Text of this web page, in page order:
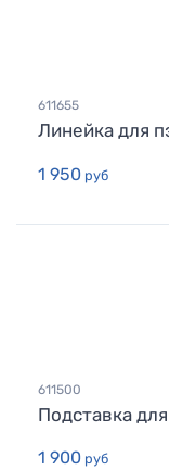
611655
Линейка для
1 950 руб
611500
Подставка
1 900 руб